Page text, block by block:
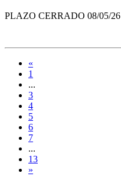
PLAZO CERRADO 08/05/26
«
1
...
3
4
5
6
7
...
13
»